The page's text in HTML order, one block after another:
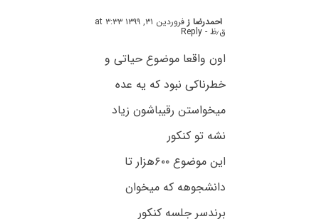
احمدرضا ز فروردین ۳۱, ۱۳۹۹ at ۳:۳۳
ق٫ظ - Reply
اون واقعا موضوع حیاتی و
خطرناکی نبود که یه عده
میخواستن رقیباشون زیاد
نشه تو کنکور
این موضوع ۶۰۰هزار تا
دانشجوهه که میخوان
برندسر جلسه کنکور